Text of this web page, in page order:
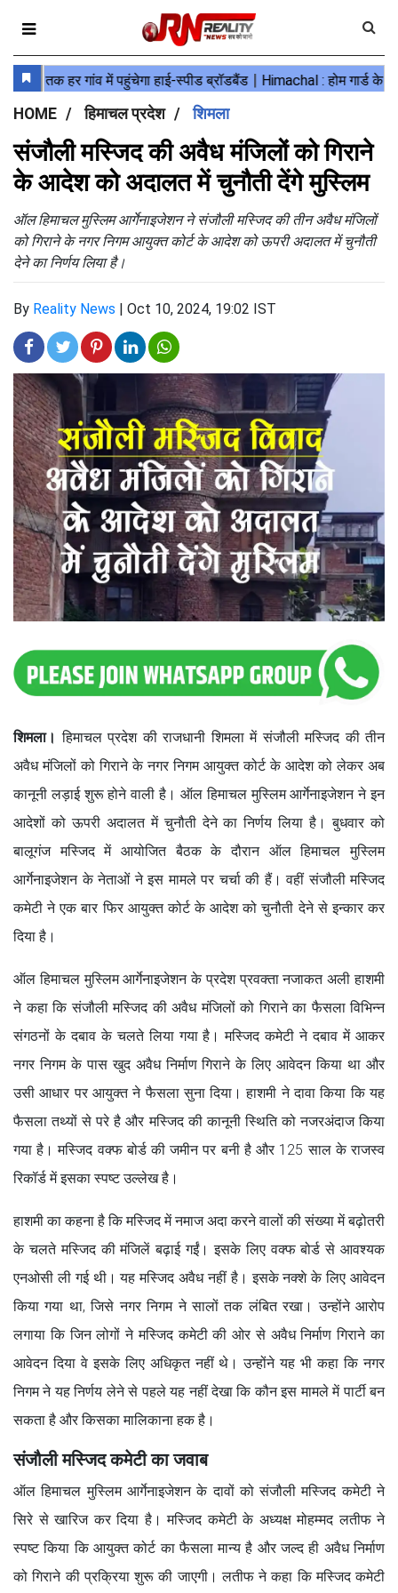
HOME हिमाचल प्रदेश शिमला
संजौली मस्जिद की अवैध मंजिलों को गिराने
के आदेश को अदालत में चुनौती देंगे मुस्लिम
ऑल हिमाचल मुस्लिम आर्गेनाइजेशन ने संजौली मस्जिद की तीन अवैध मंजिलों
को गिराने के नगर निगम आयुक्त कोर्ट के आदेश को ऊपरी अदालत में चुनौती
देने का निर्णय लिया है।
By Reality News | Oct 10, 2024, 19:02 IST
शिमला।हिमाचल प्रदेश की राजधानी शिमला में संजौली मस्जिद की तीन
अवैध मंजिलों को गिराने के नगर निगम आयुक्त कोर्ट के आदेश को लेकर अब
कानूनी लड़ाई शुरू होने वाली है। ऑल हिमाचल मुस्लिम आर्गेनाइजेशन ने इन
आदेशों को ऊपरी अदालत में चुनौती देने का निर्णय लिया है। बुधवार को
बालूगंज मस्जिद में आयोजित बैठक के दौरान ऑल हिमाचल मुस्लिम
आर्गेनाइजेशन के नेताओं ने इस मामले पर चर्चा की हैं। वहीं संजौली मस्जिद
कमेटी ने एक बार फिर आयुक्त कोर्ट के आदेश को चुनौती देने से इन्कार कर
दिया है।
ऑल हिमाचल मुस्लिम आर्गेनाइजेशन के प्रदेश प्रवक्ता नजाकत अली हाशमी
ने कहा कि संजौली मस्जिद की अवैध मंजिलों को गिराने का फैसला विभिन्न
संगठनों के दबाव के चलते लिया गया है। मस्जिद कमेटी ने दबाव में आकर
नगर निगम के पास खुद अवैध निर्माण गिराने के लिए आवेदन किया था और
उसी आधार पर आयुक्त ने फैसला सुना दिया। हाशमी ने दावा किया कि यह
फैसला तथ्यों से परे है और मस्जिद की कानूनी स्थिति को नजरअंदाज किया
गया है। मस्जिद वक्फ बोर्ड की जमीन पर बनी है और 125 साल के राजस्व
रिकॉर्ड में इसका स्पष्ट उल्लेख है।
हाशमी का कहना है कि मस्जिद में नमाज अदा करने वालों की संख्या में बढ़ोतरी
के चलते मस्जिद की मंजिलें बढ़ाई गईं। इसके लिए वक्फ बोर्ड से आवश्यक
एनओसी ली गई थी। यह मस्जिद अवैध नहीं है। इसके नक्शे के लिए आवेदन
किया गया था, जिसे नगर निगम ने सालों तक लंबित रखा। उन्होंने आरोप
लगाया कि जिन लोगों ने मस्जिद कमेटी की ओर से अवैध निर्माण गिराने का
आवेदन दिया वे इसके लिए अधिकृत नहीं थे। उन्होंने यह भी कहा कि नगर
निगम ने यह निर्णय लेने से पहले यह नहीं देखा कि कौन इस मामले में पार्टी बन
सकता है और किसका मालिकाना हक है।
संजौली मस्जिद कमेटी का जवाब
ऑल हिमाचल मुस्लिम आर्गेनाइजेशन के दावों को संजौली मस्जिद कमेटी ने
सिरे से खारिज कर दिया है। मस्जिद कमेटी के अध्यक्ष मोहम्मद लतीफ ने
स्पष्ट किया कि आयुक्त कोर्ट का फैसला मान्य है और जल्द ही अवैध निर्माण
को गिराने की प्रक्रिया शुरू की जाएगी। लतीफ ने कहा कि मस्जिद कमेटी